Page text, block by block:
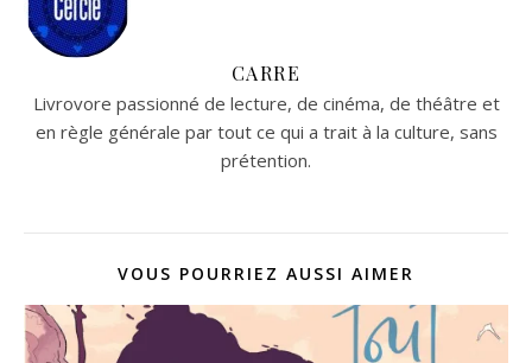
CARRE
Livrovore passionné de lecture, de cinéma, de théâtre et
en règle générale par tout ce qui a trait à la culture, sans
prétention.
VOUS POURRIEZ AUSSI AIMER